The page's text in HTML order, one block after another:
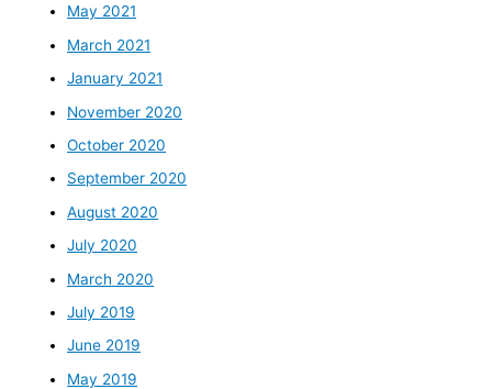
May 2021
March 2021
January 2021
November 2020
October 2020
September 2020
August 2020
July 2020
March 2020
July 2019
June 2019
May 2019